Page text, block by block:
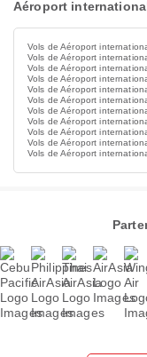
Aéroport
Vols de Aéroport
Vols de Aéroport
Vols de Aéroport
Vols de Aéroport
Vols de Aéroport
Vols de Aéroport
Vols de Aéroport
Vols de Aéroport
Vols de Aéroport
Vols de Aéroport
Vols de Aéroport